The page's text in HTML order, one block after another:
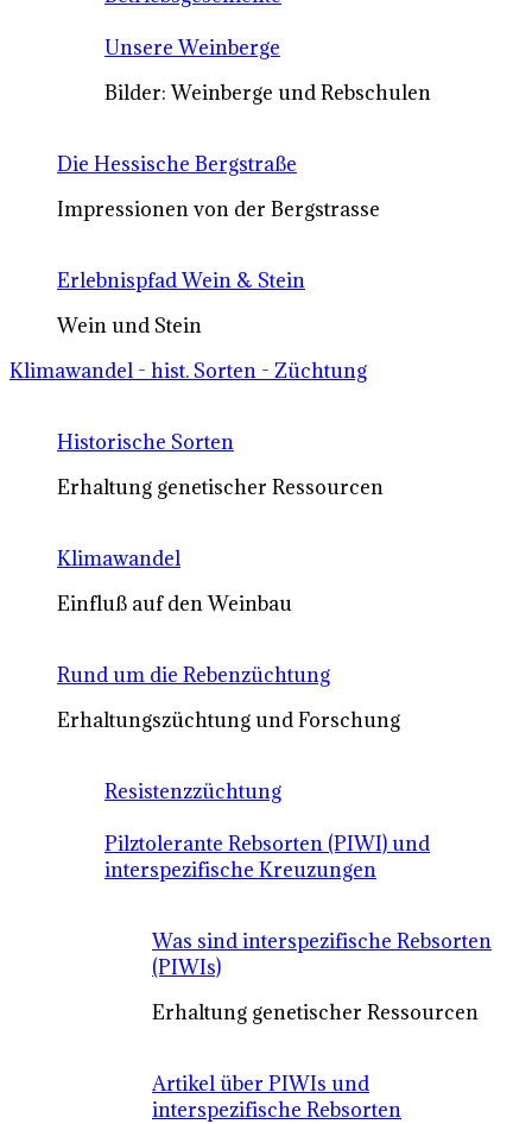
Unsere Weinberge
Bilder: Weinberge und Rebschulen
Die Hessische Bergstraße
Impressionen von der Bergstrasse
Erlebnispfad Wein & Stein
Wein und Stein
Klimawandel - hist. Sorten - Züchtung
Historische Sorten
Erhaltung genetischer Ressourcen
Klimawandel
Einfluß auf den Weinbau
Rund um die Rebenzüchtung
Erhaltungszüchtung und Forschung
Resistenzzüchtung
Pilztolerante Rebsorten (PIWI) und
interspezifische Kreuzungen
Was sind interspezifische Rebsorten
(PIWIs)
Erhaltung genetischer Ressourcen
Artikel über PIWIs und
interspezifische Rebsorten